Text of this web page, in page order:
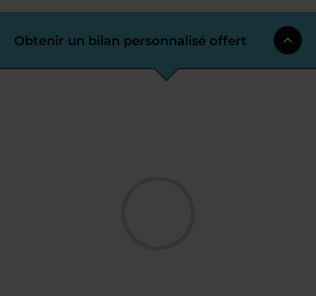
Obtenir un bilan personnalisé offert